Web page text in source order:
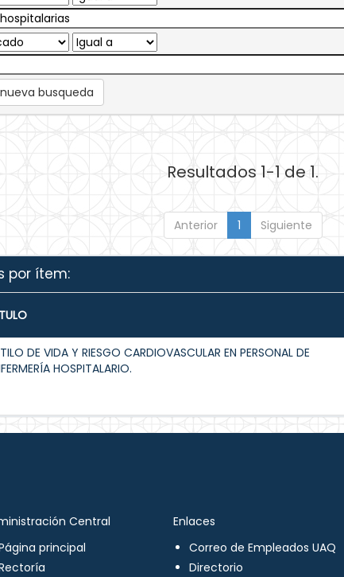
busqueda
Resultados 1-1 de 1.
Anterior 1 Siguiente
por ítem:
DE VIDA Y RIESGO CARDIOVASCULAR EN PERSONAL DE
HOSPITALARIO.
Central
principal
Enlaces
Correo de Empleados UAQ
Directorio